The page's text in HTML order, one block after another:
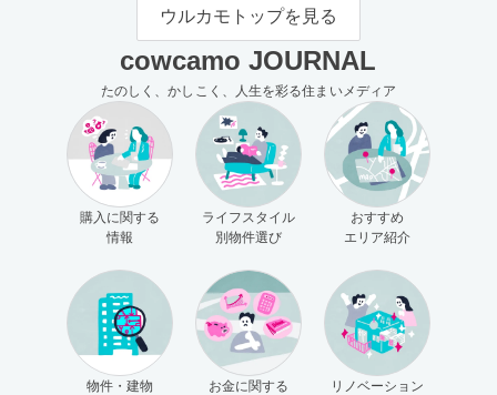
ウルカモトップを見る
cowcamo JOURNAL
たのしく、かしこく、人生を彩る住まいメディア
購入に関する
情報
ライフスタイル
別物件選び
おすすめ
エリア紹介
物件・建物
お金に関する
リノベーション